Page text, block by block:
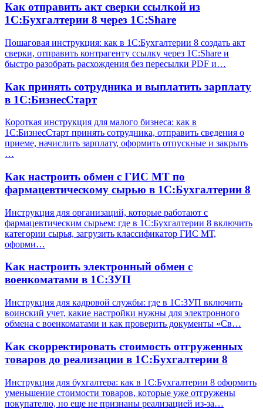
Как отправить акт сверки ссылкой из
1С:Бухгалтерии 8 через 1С:Share
Пошаговая инструкция: как в 1С:Бухгалтерии 8 создать акт
сверки, отправить контрагенту ссылку через 1С:Share и
быстро разобрать расхождения без пересылки PDF и…
Как принять сотрудника и выплатить зарплату
в 1С:БизнесСтарт
Короткая инструкция для малого бизнеса: как в
1С:БизнесСтарт принять сотрудника, отправить сведения о
приеме, начислить зарплату, оформить отпускные и закрыть
…
Как настроить обмен с ГИС МТ по
фармацевтическому сырью в 1С:Бухгалтерии 8
Инструкция для организаций, которые работают с
фармацевтическим сырьем: где в 1С:Бухгалтерии 8 включить
категории сырья, загрузить классификатор ГИС МТ,
оформи…
Как настроить электронный обмен с
военкоматами в 1С:ЗУП
Инструкция для кадровой службы: где в 1С:ЗУП включить
воинский учет, какие настройки нужны для электронного
обмена с военкоматами и как проверить документы «Св…
Как скорректировать стоимость отгруженных
товаров до реализации в 1С:Бухгалтерии 8
Инструкция для бухгалтера: как в 1С:Бухгалтерии 8 оформить
уменьшение стоимости товаров, которые уже отгружены
покупателю, но еще не признаны реализацией из-за…